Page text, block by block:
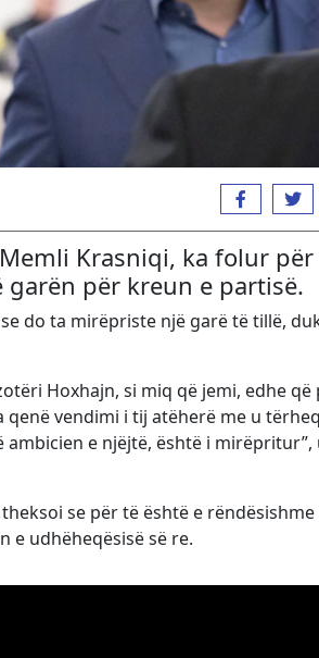
Krasniqi, ka folur për
për kreun e partisë.
do ta mirëpriste një garë të tillë,
Hoxhajn, si miq që jemi, edhe që
vendimi i tij atëherë me u
ambicien e njëjtë, është i mirëpritur”,
se për të është e rëndësishme
e udhëheqësisë së re.